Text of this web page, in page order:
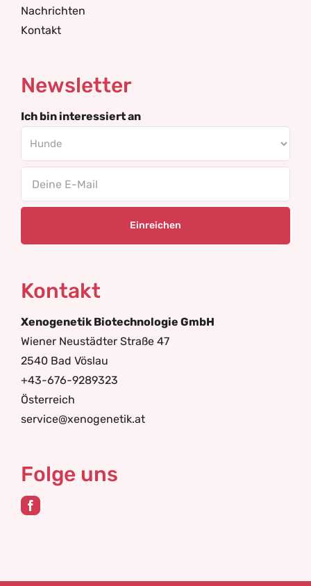
Nachrichten
Kontakt
Newsletter
Ich bin interessiert an
Kontakt
Xenogenetik Biotechnologie GmbH
Wiener Neustädter Straße 47
2540 Bad Vöslau
+43-676-9289323
Österreich
service@xenogenetik.at
Folge uns